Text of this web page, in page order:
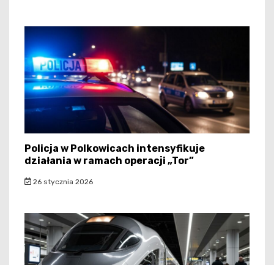
Policja w Polkowicach intensyfikuje
działania w ramach operacji „Tor”
26 stycznia 2026